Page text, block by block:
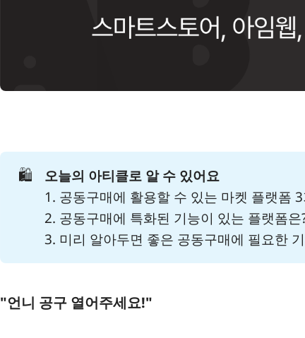
🛍️
오늘의 아티클로 알 수 있어요
1. 공동구매에 활용할 수 있는 마켓 플랫폼 3
2. 공동구매에 특화된 기능이 있는 플랫폼은
3. 미리 알아두면 좋은 공동구매에 필요한
"언니 공구 열어주세요!"